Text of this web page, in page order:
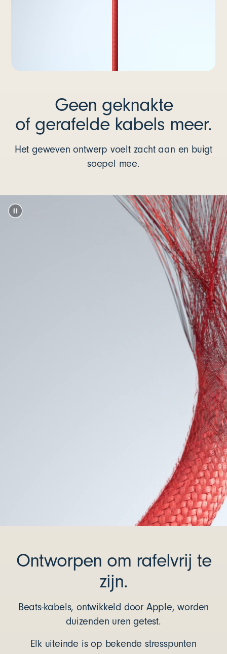
Geen geknakte
of gerafelde kabels meer.
Het geweven ontwerp voelt zacht aan en buigt
soepel mee.
Ontworpen om rafelvrij te
zijn.
Beats-kabels, ontwikkeld door Apple, worden
duizenden uren getest.
Elk uiteinde is op bekende stresspunten